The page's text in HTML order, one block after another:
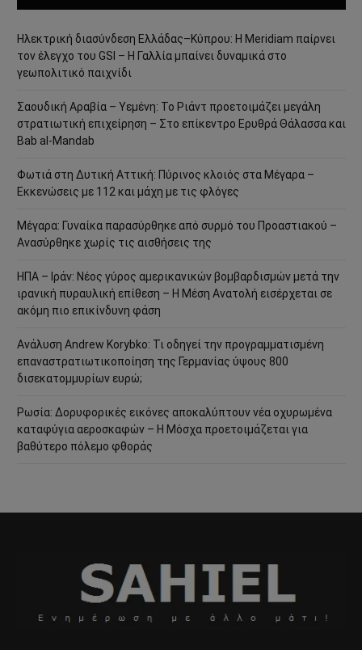
Ηλεκτρική διασύνδεση Ελλάδας–Κύπρου: Η Meridiam παίρνει
τον έλεγχο του GSI – Η Γαλλία μπαίνει δυναμικά στο
γεωπολιτικό παιχνίδι
Σαουδική Αραβία – Υεμένη: Το Ριάντ προετοιμάζει μεγάλη
στρατιωτική επιχείρηση – Στο επίκεντρο Ερυθρά Θάλασσα και
Bab al-Mandab
Φωτιά στη Δυτική Αττική: Πύρινος κλοιός στα Μέγαρα –
Εκκενώσεις με 112 και μάχη με τις φλόγες
Μέγαρα: Γυναίκα παρασύρθηκε από συρμό του Προαστιακού –
Ανασύρθηκε χωρίς τις αισθήσεις της
ΗΠΑ – Ιράν: Νέος γύρος αμερικανικών βομβαρδισμών μετά την
ιρανική πυραυλική επίθεση – Η Μέση Ανατολή εισέρχεται σε
ακόμη πιο επικίνδυνη φάση
Ανάλυση Andrew Korybko: Τι οδηγεί την προγραμματισμένη
επαναστρατιωτικοποίηση της Γερμανίας ύψους 800
δισεκατομμυρίων ευρώ;
Ρωσία: Δορυφορικές εικόνες αποκαλύπτουν νέα οχυρωμένα
καταφύγια αεροσκαφών – Η Μόσχα προετοιμάζεται για
βαθύτερο πόλεμο φθοράς